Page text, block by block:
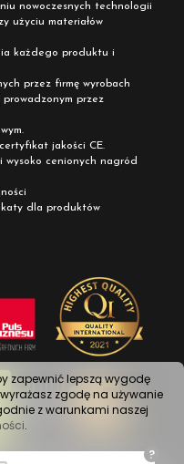
nowoczesnych technologii
użyciu materiałów
każdego produktu i
przez firmę wyrobach
przez
jakości CE.
wysoko cenionych nagród
dla produktów
zapewnić lepszą wygodę
zgodę na używanie
z warunkami naszej
.
?